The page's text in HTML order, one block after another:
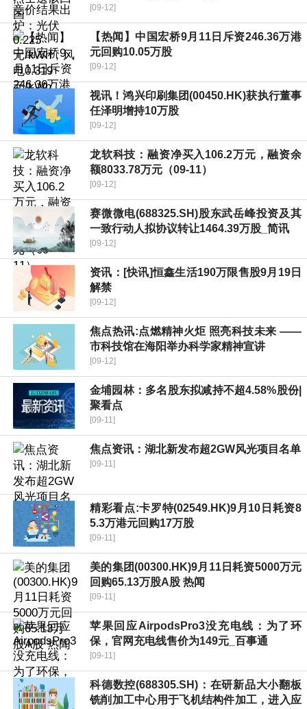
[09-12]
【热闻】中国宏桥9月11日斥资246.36万港
元回购10.05万股
[09-12]
视讯！鸿兴印刷集团(00450.HK)获执行董事
任泽明增持10万股
[09-12]
龙软科技：融资净买入106.2万元，融资余
额8033.78万元（09-11）
[09-12]
赛微微电(688325.SH)股东武岳峰投资及其
一致行动人拟协议转让1464.39万股_简讯
[09-12]
资讯：[快讯]恒鑫生活190万限售股9月19日
解禁
[09-12]
焦点热讯:点燃精神火炬 照亮科技未来 ——
市科技馆在海阳举办科学家精神宣讲
[09-12]
金埔园林：多名股东拟减持不超4.58%股份|
聚看点
[09-11]
焦点资讯：湖北新发布超2GW风光项目名单
[09-11]
精彩看点:卡罗特(02549.HK)9月10日耗资8
5.3万港元回购17万股
[09-11]
美的集团(00300.HK)9月11日耗资5000万元
回购65.13万股A股 热闻
[09-11]
苹果回应AirpodsPro3没充电线：为了环
保，官网充电线售价为149元_百事通
[09-11]
科德数控(688305.SH)：在研新品大小翻板
铣削加工中心用于飞机结构件加工，进入应